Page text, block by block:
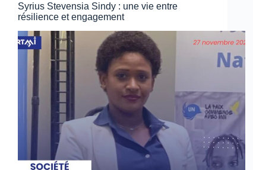
Syrius Stevensia Sindy : une vie entre
résilience et engagement